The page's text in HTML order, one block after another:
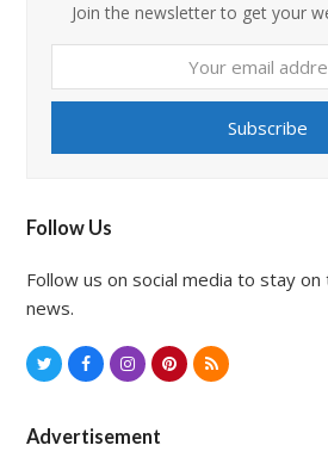
Join the newsletter to get your
email
Subscribe
Follow Us
Follow us on social media to stay
news.
T
i
c
s
P
R
Advertisement